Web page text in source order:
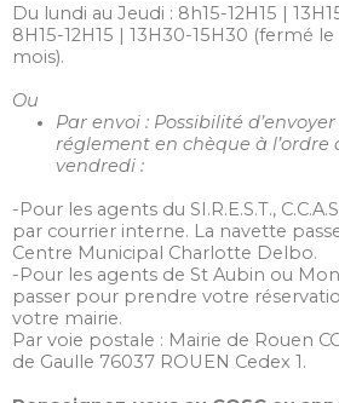
Du lundi au Jeudi : 8h15-12H15 |
8H15-12H15 | 13H30-15H30 (fermé
mois).
Ou
Par envoi : Possibilité
réglement en chèque à l’ordre
vendredi :
-Pour les agents du SI.R.E.S.T.,
par courrier interne. La navette
Centre Municipal Charlotte Delbo.
-Pour les agents de St Aubin ou
passer pour prendre votre
votre mairie.
Par voie postale : Mairie de Rouen
de Gaulle 76037 ROUEN Cedex 1.